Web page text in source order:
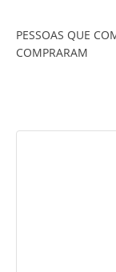
PESSOAS QUE
COMPRARAM